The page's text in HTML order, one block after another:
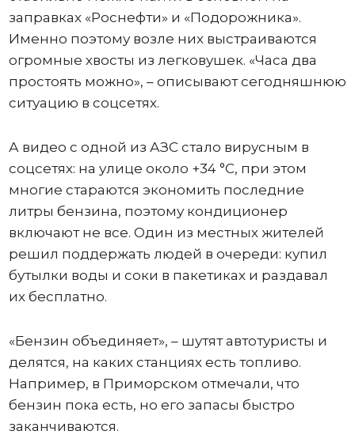
заправках «Роснефти» и «Подорожника».
Именно поэтому возле них выстраиваются
огромные хвосты из легковушек. «Часа два
простоять можно», – описывают сегодняшнюю
ситуацию в соцсетях.
А видео с одной из АЗС стало вирусным в
соцсетях: на улице около +34 °C, при этом
многие стараются экономить последние
литры бензина, поэтому кондиционер
включают не все. Один из местных жителей
решил поддержать людей в очереди: купил
бутылки воды и соки в пакетиках и раздавал
их бесплатно.
«Бензин объединяет», – шутят автотуристы и
делятся, на каких станциях есть топливо.
Например, в Приморском отмечали, что
бензин пока есть, но его запасы быстро
заканчиваются.